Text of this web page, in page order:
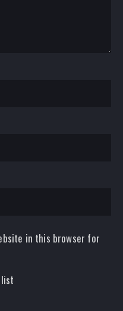
in this browser for